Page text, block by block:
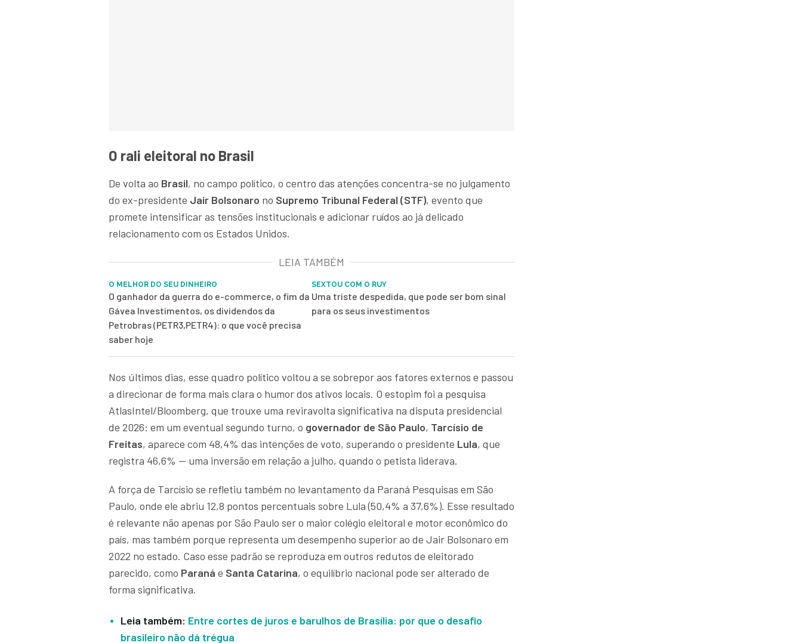
O rali eleitoral no Brasil
De volta ao Brasil, no campo político, o centro das atenções concentra-se no julgamento
do ex-presidente Jair Bolsonaro no Supremo Tribunal Federal (STF), evento que
promete intensificar as tensões institucionais e adicionar ruídos ao já delicado
relacionamento com os Estados Unidos.
LEIA TAMBÉM
O MELHOR DO SEU DINHEIRO
O ganhador da guerra do e-commerce, o fim da
Gávea Investimentos, os dividendos da
Petrobras (PETR3,PETR4): o que você precisa
saber hoje
SEXTOU COM O RUY
Uma triste despedida, que pode ser bom sinal
para os seus investimentos
Nos últimos dias, esse quadro político voltou a se sobrepor aos fatores externos e passou
a direcionar de forma mais clara o humor dos ativos locais. O estopim foi a pesquisa
AtlasIntel/Bloomberg, que trouxe uma reviravolta significativa na disputa presidencial
de 2026: em um eventual segundo turno, o governador de São Paulo, Tarcísio de
Freitas, aparece com 48,4% das intenções de voto, superando o presidente Lula, que
registra 46,6% — uma inversão em relação a julho, quando o petista liderava.
A força de Tarcísio se refletiu também no levantamento da Paraná Pesquisas em São
Paulo, onde ele abriu 12,8 pontos percentuais sobre Lula (50,4% a 37,6%). Esse resultado
é relevante não apenas por São Paulo ser o maior colégio eleitoral e motor econômico do
país, mas também porque representa um desempenho superior ao de Jair Bolsonaro em
2022 no estado. Caso esse padrão se reproduza em outros redutos de eleitorado
parecido, como Paraná e Santa Catarina, o equilíbrio nacional pode ser alterado de
forma significativa.
Leia também: Entre cortes de juros e barulhos de Brasília: por que o desafio
brasileiro não dá trégua